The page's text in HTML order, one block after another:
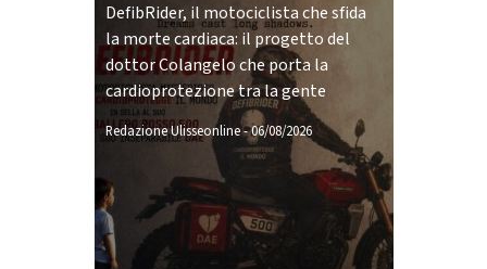
DefibRider, il motociclista che sfida
la morte cardiaca: il progetto del
dottor Colangelo che porta la
cardioprotezione tra la gente
Redazione Ulisseonline-06/08/2026